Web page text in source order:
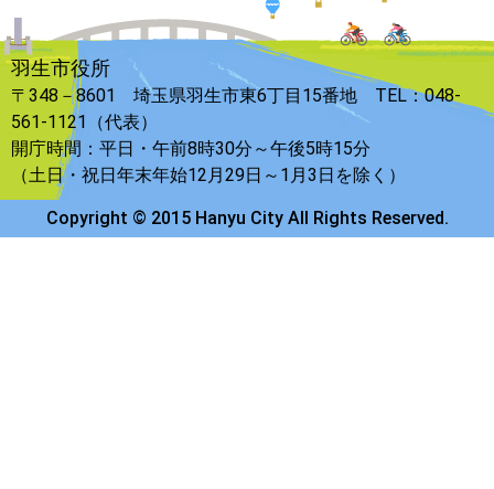
羽生市役所
〒348－8601 埼玉県羽生市東6丁目15番地 TEL：048-
561-1121（代表）
開庁時間：平日・午前8時30分～午後5時15分
（土日・祝日年末年始12月29日～1月3日を除く）
Copyright © 2015 Hanyu City All Rights Reserved.